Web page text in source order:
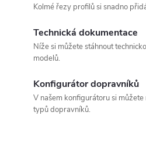
Kolmé řezy profilů si snadno
Technická dokumentace
Níže si můžete stáhnout
modelů.
Konfigurátor dopravníků
V našem konfigurátoru si
typů dopravníků.